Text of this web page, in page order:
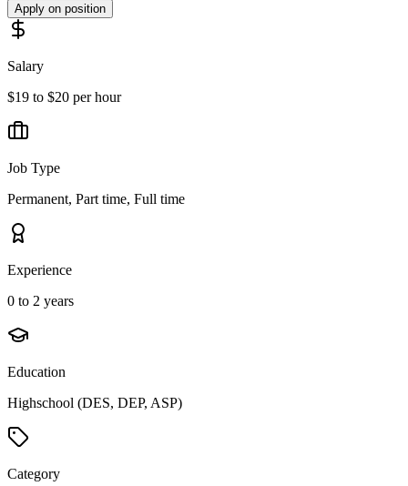
Apply on position
Salary
$19 to $20 per hour
Job Type
Permanent, Part time, Full time
Experience
0 to 2 years
Education
Highschool (DES, DEP, ASP)
Category